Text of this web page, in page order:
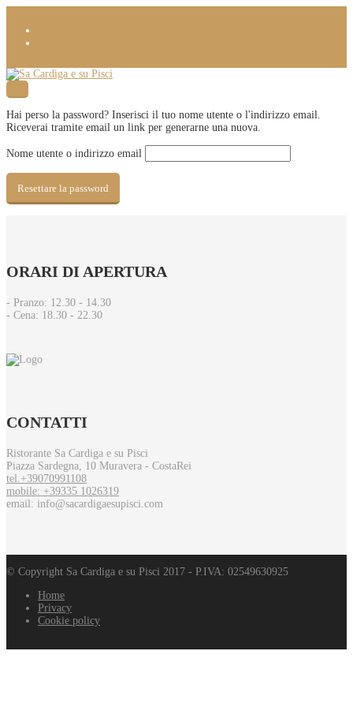
Hai perso la password? Inserisci il tuo nome utente o l'indirizzo email.
Riceverai tramite email un link per generarne una nuova.
Nome utente o indirizzo email
Resettare la password
ORARI DI APERTURA
- Pranzo: 12.30 - 14.30​
- Cena: 18.30 - 22.30
CONTATTI
Ristorante Sa Cardiga e su Pisci
Piazza Sardegna, 10 Muravera - CostaRei
tel.+39070991108
mobile: +39335 1026319
email: info@sacardigaesupisci.com
© Copyright Sa Cardiga e su Pisci 2017 - P.IVA: 02549630925
Home
Privacy
Cookie policy